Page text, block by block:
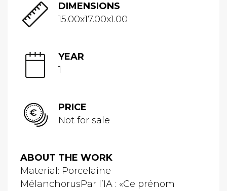
DIMENSIONS
15.00x17.00x1.00
YEAR
1
PRICE
Not for sale
ABOUT THE WORK
Material: Porcelaine
MélanchorusPar l’IA : «Ce prénom